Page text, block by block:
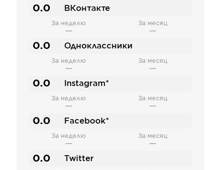
0.0 ВКонтакте
За неделю
—
За месяц
—
0.0 Одноклассники
За неделю
—
За месяц
—
0.0 Instagram*
За неделю
—
За месяц
—
0.0 Facebook*
За неделю
—
За месяц
—
0.0 Twitter